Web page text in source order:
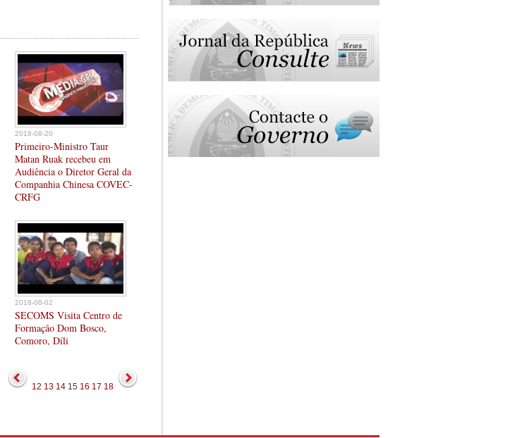
2018-08-20
Primeiro-Ministro Taur
Matan Ruak recebeu em
Audiência o Diretor Geral da
Companhia Chinesa COVEC-
CRFG
2018-08-02
SECOMS Visita Centro de
Formação Dom Bosco,
Comoro, Díli
12 13 14 15 16 17 18